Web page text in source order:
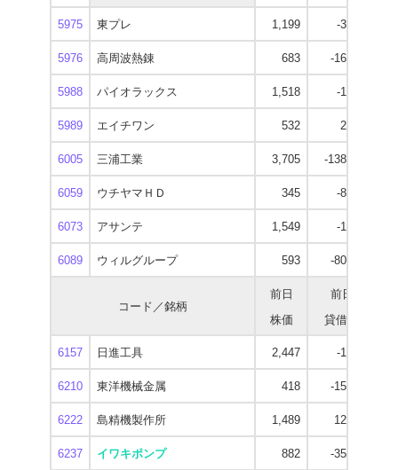
5975 東プレ 1,199 -3,800
5976 高周波熱錬 683 -16,300
5988 パイオラックス 1,518 -1,800
5989 エイチワン 532 2,800
6005 三浦工業 3,705 -138,400
6059 ウチヤマＨＤ 345 -8,000
6073 アサンテ 1,549 -1,400
6089 ウィルグループ 593 -80,900
コード／銘柄
前日
株価
前日
貸借残
6157 日進工具 2,447 -1,800
6210 東洋機械金属 418 -15,500
6222 島精機製作所 1,489 12,500
6237 イワキポンプ 882 -35,500